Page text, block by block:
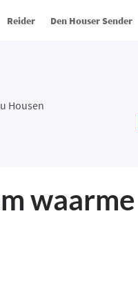
Reider Den Houser Sender
Housen